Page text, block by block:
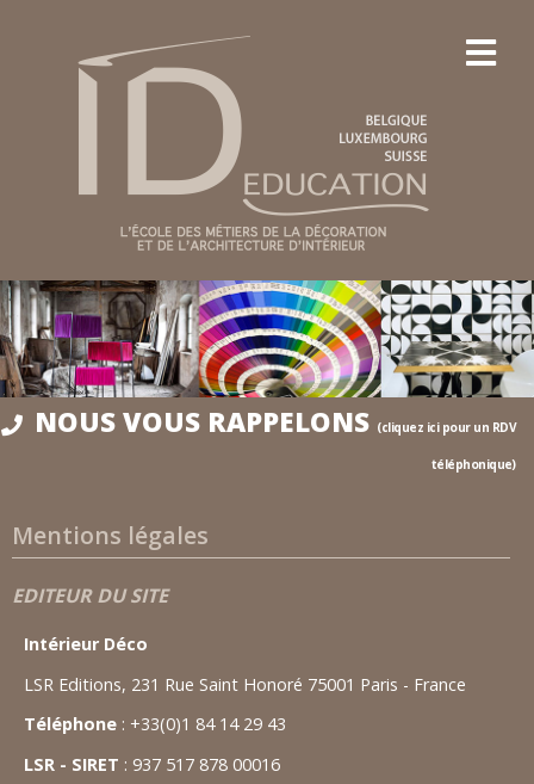
NOUS VOUS RAPPELONS (cliquez ici pour un RDV
téléphonique)
Mentions légales
EDITEUR DU SITE
Intérieur Déco
LSR Editions, 231 Rue Saint Honoré 75001 Paris - France
Téléphone : +33(0)1 84 14 29 43
LSR - SIRET : 937 517 878 00016